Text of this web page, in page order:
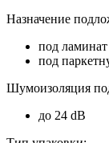
Назначение
под ламинат
под
Шумоизоляция
до 24 dB